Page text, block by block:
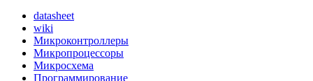
datasheet
wiki
Микроконтроллеры
Микропроцессоры
Микросхема
Программирование